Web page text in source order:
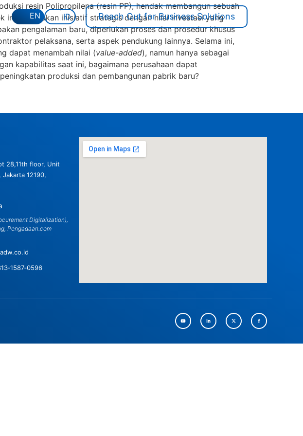
EN ID Reach Out for Business Solutions
resin Polipropilena (resin PP), hendak membangun sebuah
ini merupakan inisiatif strategis dengan nilai investasi yang
pengalaman baru, diperlukan proses dan prosedur khusus
pelaksana, serta aspek pendukung lainnya. Selama ini,
dapat menambah nilai (value-added), namun hanya sebagai
kapabilitas saat ini, bagaimana perusahaan dapat
produksi dan pembangunan pabrik baru?
28,11th floor, Unit
12190,
Digitalization),
Pengadaan.com